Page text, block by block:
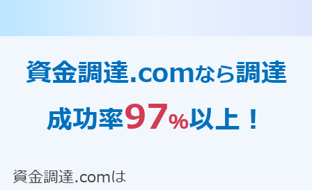
資金調達.comなら調達
成功率97％以上！
資金調達.comは